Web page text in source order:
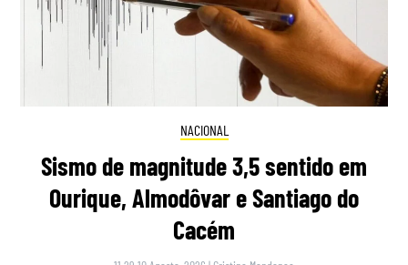
NACIONAL
Sismo de magnitude 3,5 sentido em
Ourique, Almodôvar e Santiago do
Cacém